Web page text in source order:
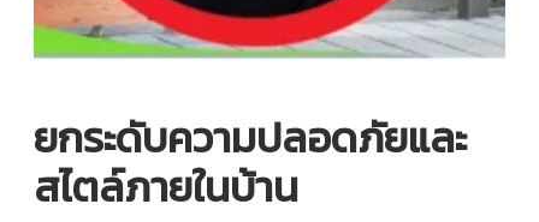
ยกระดับความปลอดภัยและ
สไตล์ภายในบ้าน